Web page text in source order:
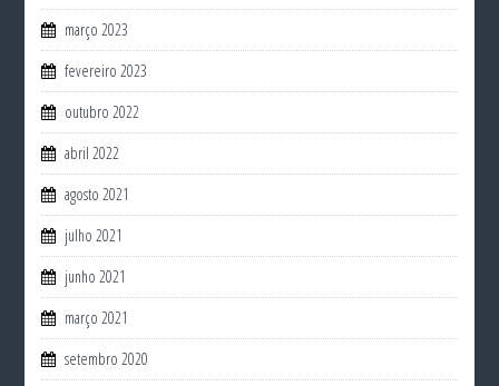
março 2023
fevereiro 2023
outubro 2022
abril 2022
agosto 2021
julho 2021
junho 2021
março 2021
setembro 2020